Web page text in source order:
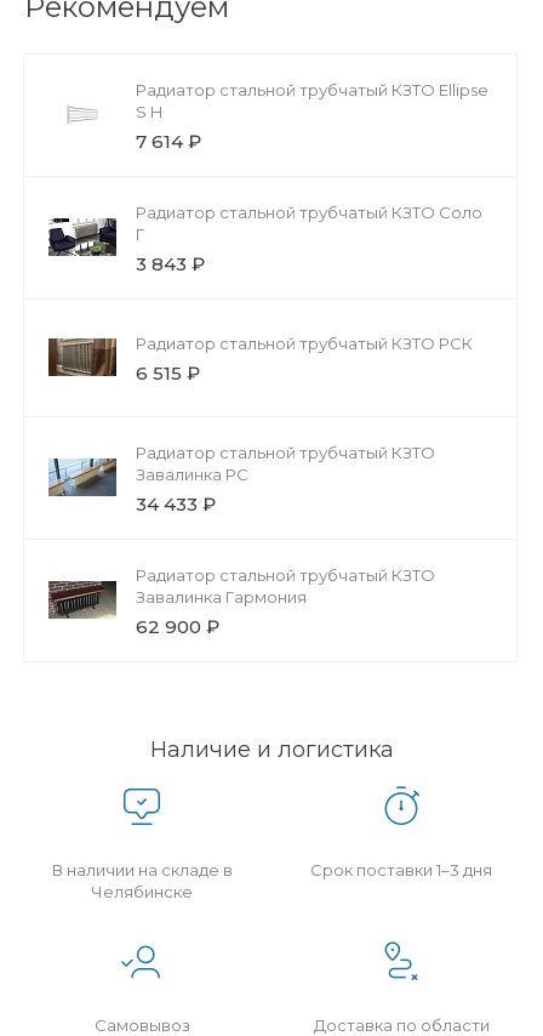
Радиатор стальной трубчатый КЗТО Ellipse
S H
7 614 ₽
Радиатор стальной трубчатый КЗТО Соло
Г
3 843 ₽
Радиатор стальной трубчатый КЗТО РСК
6 515 ₽
Радиатор стальной трубчатый КЗТО
Завалинка РС
34 433 ₽
Радиатор стальной трубчатый КЗТО
Завалинка Гармония
62 900 ₽
Наличие и логистика
В наличии на складе в
Челябинске
Срок поставки 1–3 дня
Самовывоз Доставка по области